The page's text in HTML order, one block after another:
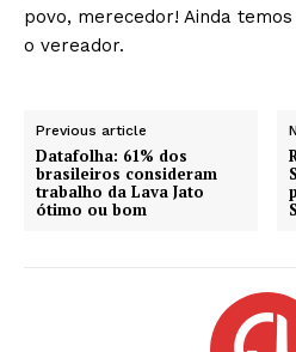
povo, merecedor! Ainda
o vereador.
Previous article
Datafolha: 61% dos
brasileiros consideram
trabalho da Lava Jato
ótimo ou bom